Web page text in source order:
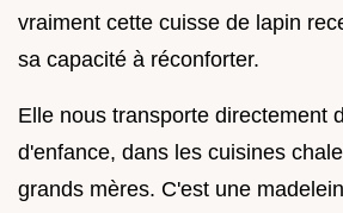
vraiment cette cuisse de lapin
sa capacité à réconforter.
Elle nous transporte directement
d'enfance, dans les cuisines
grands mères. C'est une